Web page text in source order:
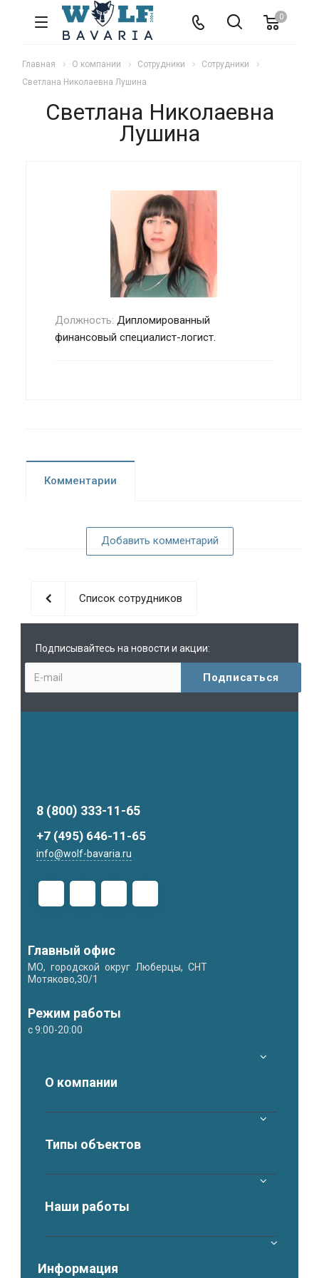
0
Главная О компании Сотрудники
Сотрудники
Светлана Николаевна Лушина
Светлана Николаевна
Лушина
Должность: Дипломированный
финансовый специалист-логист.
Комментарии
Добавить комментарий
Список сотрудников
Подписывайтесь на новости и акции:
8 (800) 333-11-65
+7 (495) 646-11-65
info@wolf-bavaria.ru
Главный офис
МО, городской округ Люберцы, СНТ
Мотяково,30/1
Режим работы
с 9:00-20:00
О компании
Типы объектов
Наши работы
Информация